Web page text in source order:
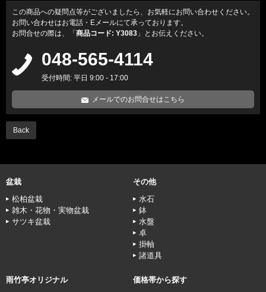
この商品への疑問点等がございましたら、お気軽にお問い合わせください。
お問い合わせはお電話・Eメールにて承っております。
お問合せの際は、「 商品コード: Y3083 」とお伝えください。
048-565-4114
受付時間: 平日 9:00 - 17:00
メールでのお問合せはこちら
Back
盆栽
松柏盆栽
雑木・花物・実物盆栽
サツキ盆栽
その他
水石
鉢
水盤
卓
掛軸
諸道具
雨竹亭オリジナル
価格帯から探す